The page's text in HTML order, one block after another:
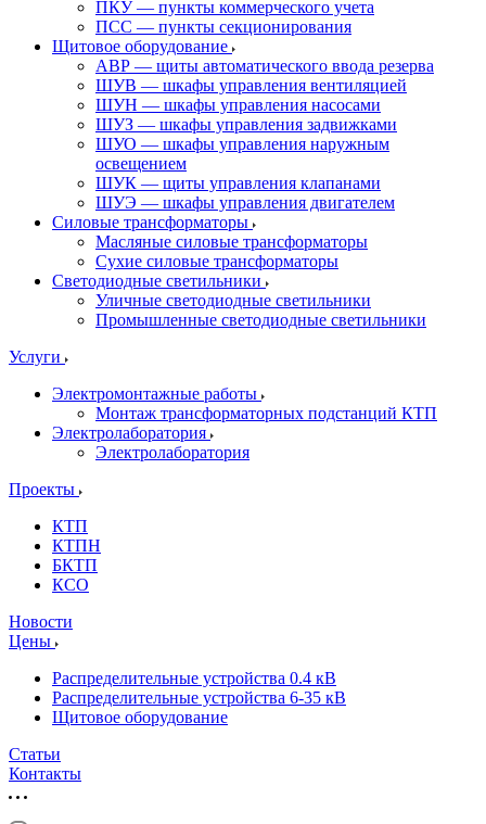
ПКУ — пункты коммерческого учета
ПСС — пункты секционирования
Щитовое оборудование
АВР — щиты автоматического ввода резерва
ШУВ — шкафы управления вентиляцией
ШУН — шкафы управления насосами
ШУЗ — шкафы управления задвижками
ШУО — шкафы управления наружным
освещением
ШУК — щиты управления клапанами
ШУЭ — шкафы управления двигателем
Силовые трансформаторы
Масляные силовые трансформаторы
Сухие силовые трансформаторы
Светодиодные светильники
Уличные светодиодные светильники
Промышленные светодиодные светильники
Услуги
Электромонтажные работы
Монтаж трансформаторных подстанций КТП
Электролаборатория
Электролаборатория
Проекты
КТП
КТПН
БКТП
КСО
Новости
Цены
Распределительные устройства 0.4 кВ
Распределительные устройства 6-35 кВ
Щитовое оборудование
Статьи
Контакты